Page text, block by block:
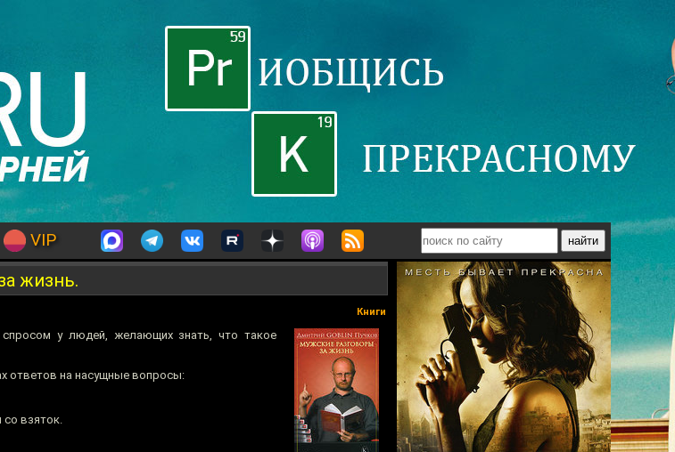
VIP
жизнь.
Книги
у людей, желающих знать, что такое
ответов на насущные вопросы:
взяток.